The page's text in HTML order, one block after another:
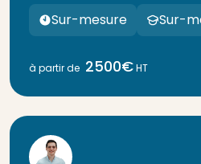
Sur-mesure Sur-
à partir de 2500€HT